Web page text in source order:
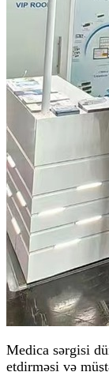
Medica sərgisi
etdirməsi və